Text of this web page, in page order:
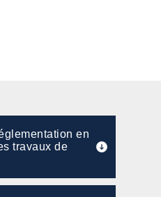
en
travaux de